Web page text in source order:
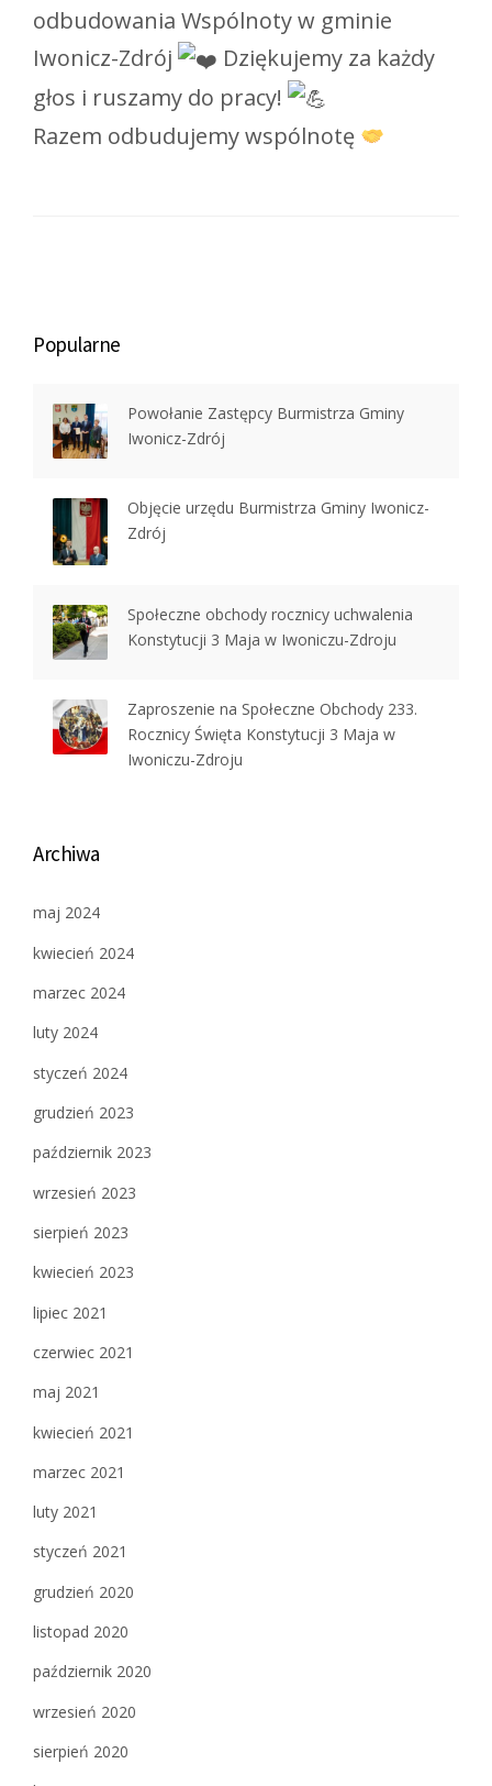
odbudowania Wspólnoty w gminie
Iwonicz-Zdrój
Dziękujemy za każdy
głos i ruszamy do pracy!
Razem odbudujemy wspólnotę
Popularne
Powołanie Zastępcy Burmistrza Gminy
Iwonicz-Zdrój
Objęcie urzędu Burmistrza Gminy Iwonicz-
Zdrój
Społeczne obchody rocznicy uchwalenia
Konstytucji 3 Maja w Iwoniczu-Zdroju
Zaproszenie na Społeczne Obchody 233.
Rocznicy Święta Konstytucji 3 Maja w
Iwoniczu-Zdroju
Archiwa
maj 2024
kwiecień 2024
marzec 2024
luty 2024
styczeń 2024
grudzień 2023
październik 2023
wrzesień 2023
sierpień 2023
kwiecień 2023
lipiec 2021
czerwiec 2021
maj 2021
kwiecień 2021
marzec 2021
luty 2021
styczeń 2021
grudzień 2020
listopad 2020
październik 2020
wrzesień 2020
sierpień 2020